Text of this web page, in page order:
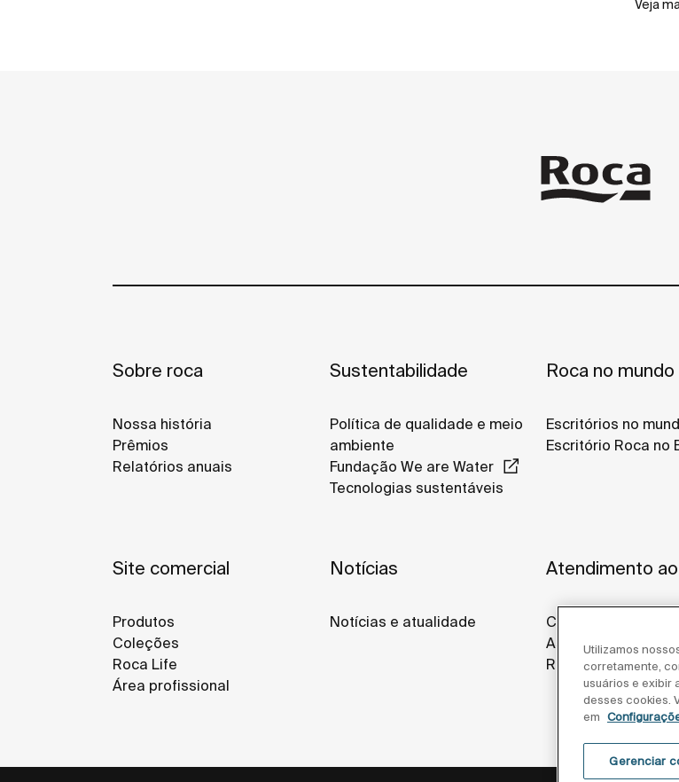
Veja
Sobre roca
Nossa história
Prêmios
Relatórios anuais
Sustentabilidade
Política de qualidade e meio
ambiente
Fundação We are Water
Tecnologias sustentáveis
Roca no mundo
Escritórios no
Escritório Roca no
Site comercial
Produtos
Coleções
Roca Life
Área profissional
Notícias
Notícias e atualidade
Atendimento
Contato
Assistência técnica
Representante
Utilizamos
corretamente,
usuários e exibir
desses cookies.
em
Gerenciar